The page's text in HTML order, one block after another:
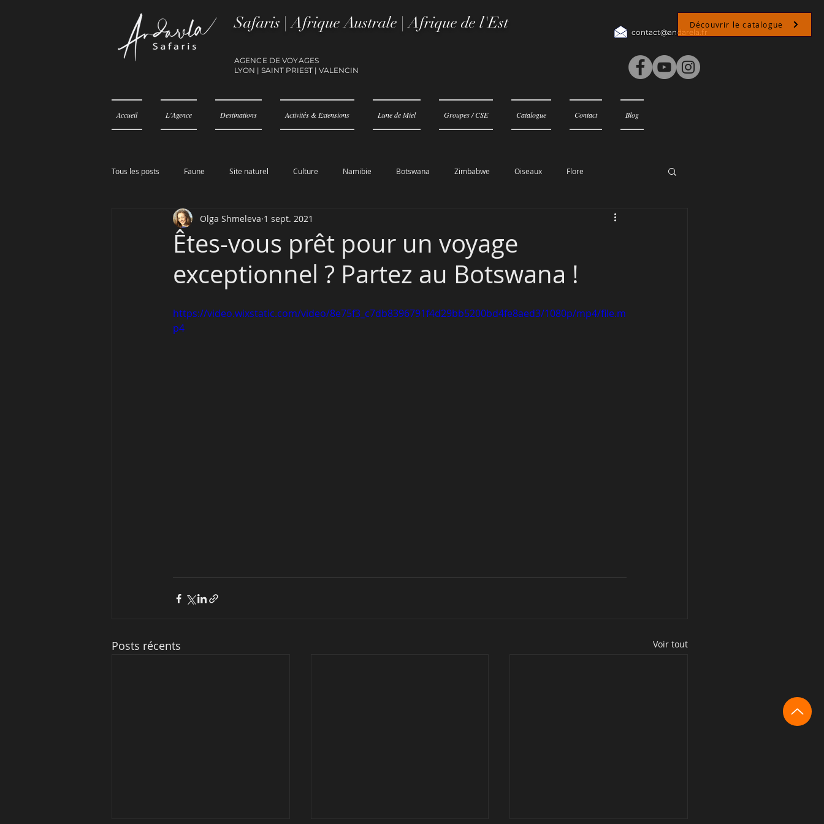
Découvrir le catalogue
Safaris | Afrique Australe | Afrique de l'Est
AGENCE DE VOYAGES
LYON | SAINT PRIEST | VALENCIN
contact@andarela.fr
Accueil L'Agence Destinations Activités & Extensions Lune de Miel Groupes / CSE Catalogue Contact Blog
Tous les posts Faune Site naturel Culture Namibie Botswana Zimbabwe Oiseaux Flore
Êtes-vous prêt pour un voyage
exceptionnel ? Partez au Botswana !
Olga Shmeleva 1 sept. 2021
https://video.wixstatic.com/video/8e75f3_c7db8396791f4d29bb5200bd4fe8aed3/1080p/mp4/file.m
p4
Posts récents Voir tout